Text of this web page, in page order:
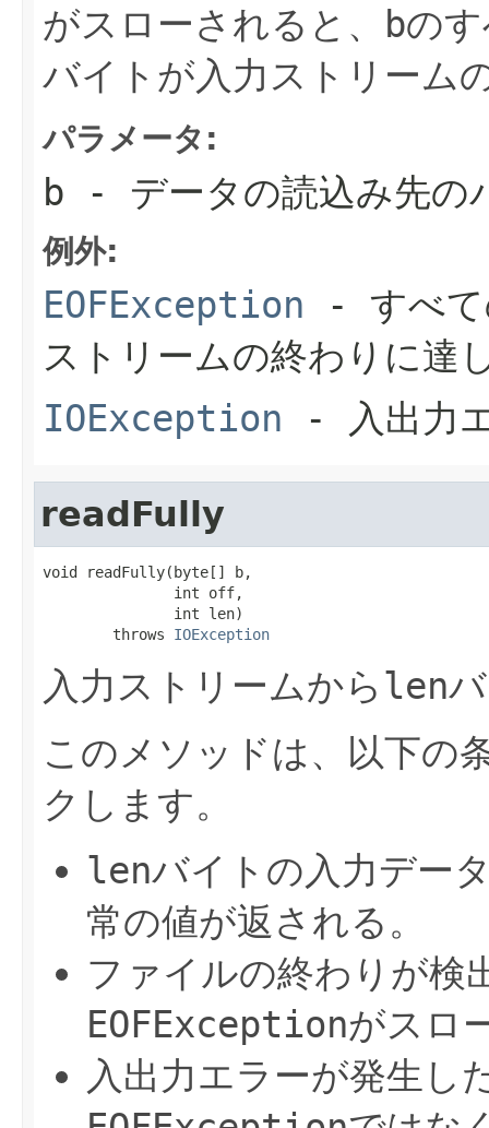
がスローされると、 bの
バイトが入力ストリーム
パラメータ:
b - データの読込み先の
例外:
EOFException - すべて
ストリームの終わりに達
IOException - 入出力
readFully
void readFully(byte[] b,
               int off,
               int len)
        throws
IOException
入力ストリームから len
このメソッドは、以下の
クします。
lenバイトの入力デー
常の値が返される。
ファイルの終わりが検
EOFExceptionがスロ
入出力エラーが発生し